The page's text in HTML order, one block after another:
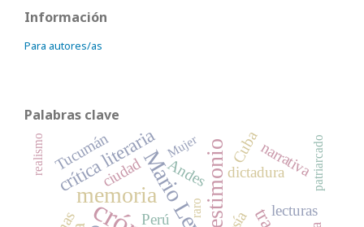
Información
Para autores/as
Palabras clave
testimonio
memoria
crítica literaria Andes dictadura
Tucumán narrativa
lecturas
Cuba
Perú
ciudad
Mujer patriarcado
realismo
raro